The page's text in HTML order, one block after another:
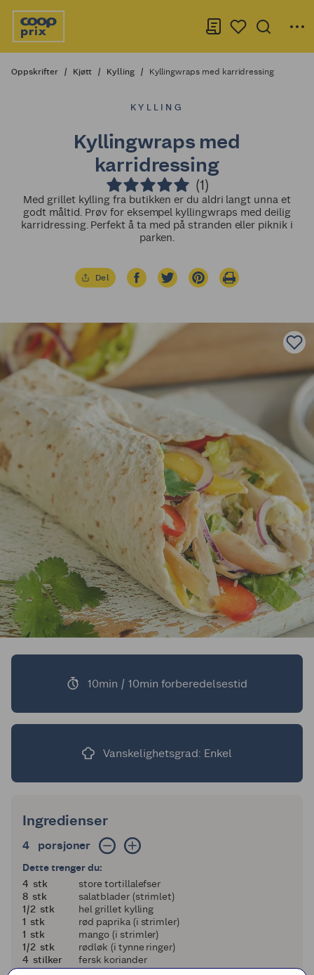
Oppskrifter Kjøtt Kylling Kyllingwraps med karridressing
KYLLING
Kyllingwraps med
karridressing
(1)
Med grillet kylling fra butikken er du aldri langt unna et
godt måltid. Prøv for eksempel kyllingwraps med deilig
karridressing. Perfekt å ta med på stranden eller piknik i
parken.
Del
10min / 10min forberedelsestid
Vanskelighetsgrad: Enkel
Ingredienser
4 porsjoner
4 porsjoner
Dette trenger du:
4
4 stk
store tortillalefser
8
8 stk
salatblader (strimlet)
en halv
1/2 stk
hel grillet kylling
11 stk
rød paprika (i strimler)
11 stk
mango (i strimler)
en halv
1/2 stk
rødløk (i tynne ringer)
4
4 stilker
fersk koriander